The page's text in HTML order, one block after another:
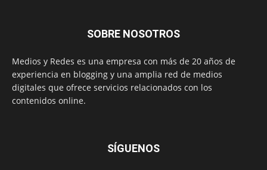
SOBRE NOSOTROS
Medios y Redes es una empresa con más de 20 años de
experiencia en blogging y una amplia red de medios
digitales que ofrece servicios relacionados con los
contenidos online.
SÍGUENOS